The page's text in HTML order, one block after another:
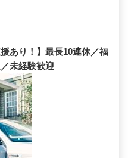
あり！】最長10連休／福
未経験歓迎